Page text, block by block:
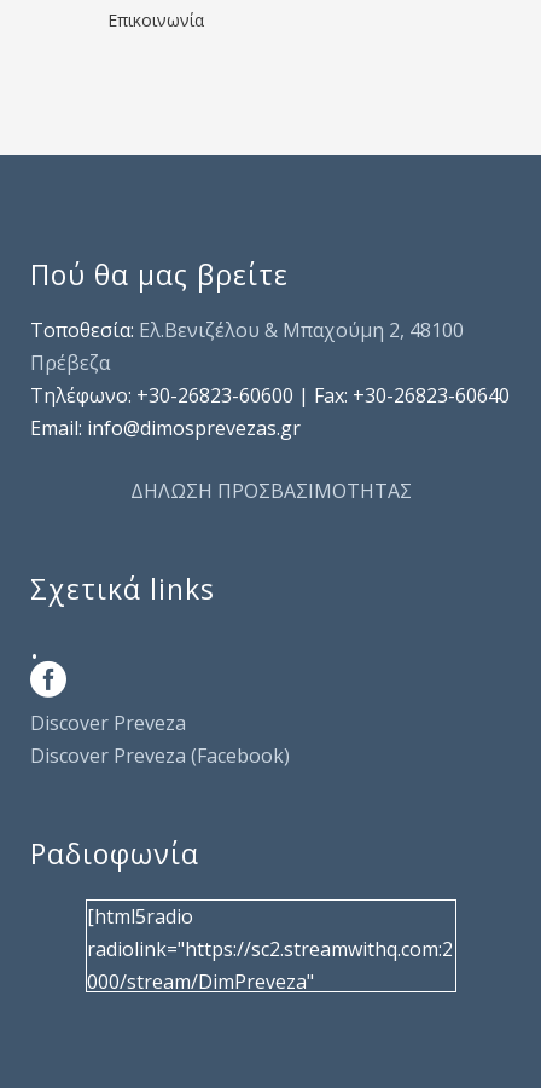
Επικοινωνία
Πού θα μας βρείτε
Τοποθεσία: Ελ.Βενιζέλου & Μπαχούμη 2, 48100
Πρέβεζα
Τηλέφωνo: +30-26823-60600 | Fax: +30-26823-60640
Email: info@dimosprevezas.gr
ΔΗΛΩΣΗ ΠΡΟΣΒΑΣΙΜΟΤΗΤΑΣ
Σχετικά links
.
Discover Preveza
Discover Preveza (Facebook)
Ραδιοφωνία
[html5radio
radiolink="https://sc2.streamwithq.com:2
000/stream/DimPreveza"